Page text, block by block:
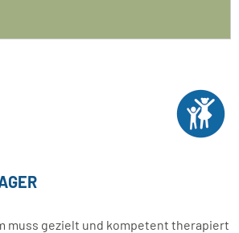
muss gezielt und kompetent therapiert